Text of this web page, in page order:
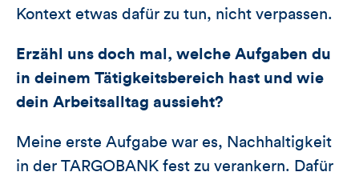
Kontext etwas dafür zu tun, nicht verpassen.
Erzähl uns doch mal, welche Aufgaben du
in deinem Tätigkeitsbereich hast und wie
dein Arbeitsalltag aussieht?
Meine erste Aufgabe war es, Nachhaltigkeit
in der TARGOBANK fest zu verankern. Dafür